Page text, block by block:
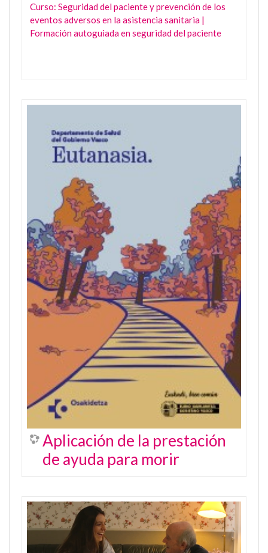
Curso: Seguridad del paciente y prevención de los
eventos adversos en la asistencia sanitaria |
Formación autoguiada en seguridad del paciente
Aplicación de la prestación
de ayuda para morir